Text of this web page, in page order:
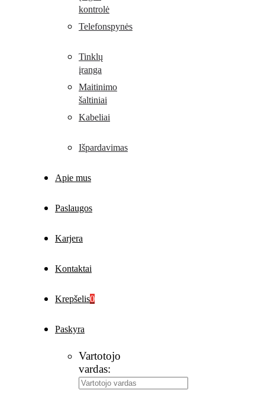
kontrolė
Telefonspynės
Tinklų
įranga
Maitinimo
šaltiniai
Kabeliai
Išpardavimas
Apie mus
Paslaugos
Karjera
Kontaktai
Krepšelis0
Paskyra
Vartotojo
vardas: